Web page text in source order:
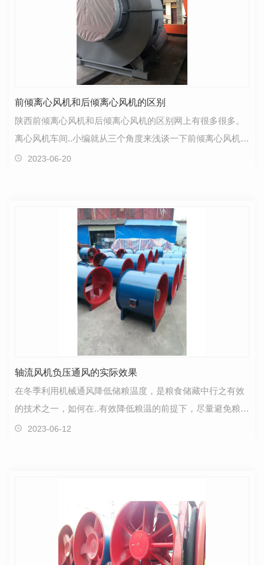
前倾离心风机和后倾离心风机的区别
陕西前倾离心风机和后倾离心风机的区别网上有很多很多。
离心风机车间..小编就从三个角度来浅谈一下前倾离心风机和
后倾离心风机的区别分别是：功率、能耗、噪音。首…
2023-06-20
轴流风机负压通风的实际效果
在冬季利用机械通风降低储粮温度，是粮食储藏中行之有效
的技术之一，如何在..有效降低粮温的前提下，尽量避免粮食
水分过度损失，一直是广大仓储工作者研究的方向。…
2023-06-12